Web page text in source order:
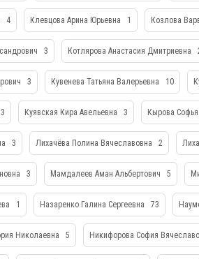
4 Клевцова Арина Юрьевна 1 Козлова
3 Котлярова Анастасия Дмитриевна
3 Кувенева Татьяна Валерьевна 10
3 Куявская Кира Авельевна 3 Кырова
3 Лихачёва Полина Вячеславовна 2
3 Мамдалеев Аман Альбертович 5
1 Назаренко Галина Сергеевна 73
Николаевна 5 Никифорова София